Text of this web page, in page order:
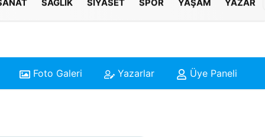
SAĞLIK SIYASET SPOR YAŞAM YAZAR
Foto Galeri Yazarlar Üye Paneli